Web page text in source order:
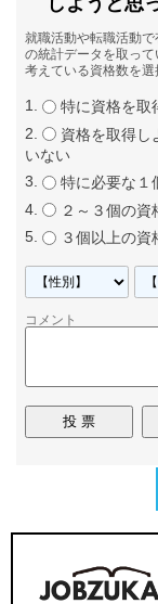
就職活動や転職活動
の統計データを取っ
考えている資格数を選
特に資格を取
資格を取得し
いない
特に必要な１
２～３個の資
３個以上の資
コメント